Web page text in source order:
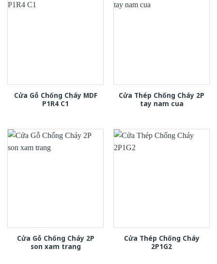
Cửa Gỗ Chống Cháy MDF
P1R4 C1
Cửa Thép Chống Cháy 2P
tay nam cua
Cửa Gỗ Chống Cháy 2P
son xam trang
Cửa Thép Chống Cháy
2P1G2